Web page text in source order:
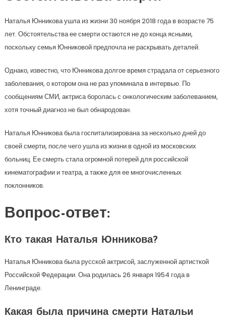
Наталья Юнникова ушла из жизни 30 ноября 2018 года в возрасте 75
лет. Обстоятельства ее смерти остаются не до конца ясными,
поскольку семья Юнниковой предпочла не раскрывать деталей.
Однако, известно, что Юнникова долгое время страдала от серьезного
заболевания, о котором она не раз упоминала в интервью. По
сообщениям СМИ, актриса боролась с онкологическим заболеванием,
хотя точный диагноз не был обнародован.
Наталья Юнникова была госпитализирована за несколько дней до
своей смерти, после чего ушла из жизни в одной из московских
больниц. Ее смерть стала огромной потерей для российской
кинематографии и театра, а также для ее многочисленных
поклонников.
Вопрос-ответ:
Кто такая Наталья Юнникова?
Наталья Юнникова была русской актрисой, заслуженной артисткой
Российской Федерации. Она родилась 26 января 1954 года в
Ленинграде.
Какая была причина смерти Натальи